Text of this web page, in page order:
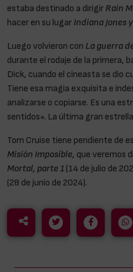
estaba destinado a dirigir Rain
hacer en su lugar Indiana Jones
Luego volvieron con La guerra
durante el rodaje de la primera,
Dick, cuando el cineasta se dio
Tiene esa magia exquisita e
analizarse o copiarse. Es una
sentidos». La última gran
Tom Cruise tiene pendiente de
Misión Imposible, que veremos
Mortal, parte 1 (14 de julio de
(28 de junio de 2024).